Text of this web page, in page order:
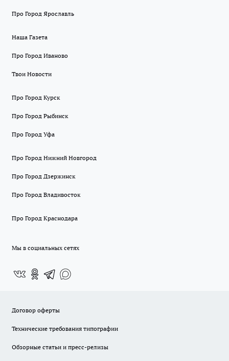
Про Город Ярославль
Наша Газета
Про Город Иваново
Твои Новости
Про Город Курск
Про Город Рыбинск
Про Город Уфа
Про Город Нижний Новгород
Про Город Дзержинск
Про Город Владивосток
Про Город Краснодара
Мы в социальных сетях
Договор оферты
Технические требования типографии
Обзорные статьи и пресс-релизы